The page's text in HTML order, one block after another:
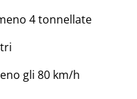
4 tonnellate
gli 80 km/h